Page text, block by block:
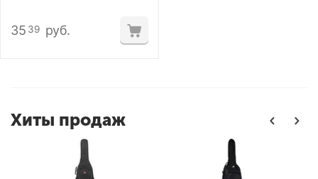
35 39 руб.
Хиты продаж